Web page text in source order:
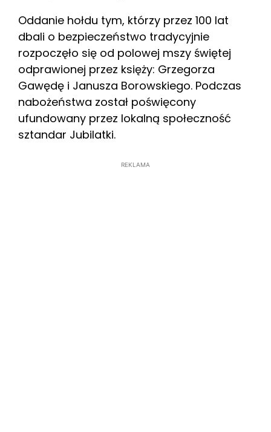
Oddanie hołdu tym, którzy przez 100 lat
dbali o bezpieczeństwo tradycyjnie
rozpoczęło się od polowej mszy świętej
odprawionej przez księży: Grzegorza
Gawędę i Janusza Borowskiego. Podczas
nabożeństwa został poświęcony
ufundowany przez lokalną społeczność
sztandar Jubilatki.
REKLAMA